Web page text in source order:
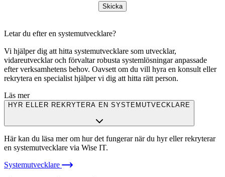
Skicka
Letar du efter en systemutvecklare?
Vi hjälper dig att hitta systemutvecklare som utvecklar,
vidareutvecklar och förvaltar robusta systemlösningar anpassade
efter verksamhetens behov. Oavsett om du vill hyra en konsult eller
rekrytera en specialist hjälper vi dig att hitta rätt person.
Läs mer
HYR ELLER REKRYTERA EN SYSTEMUTVECKLARE
Här kan du läsa mer om hur det fungerar när du hyr eller rekryterar
en systemutvecklare via Wise IT.
Systemutvecklare